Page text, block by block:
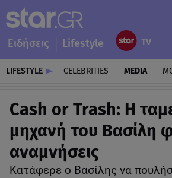
Ειδήσεις Lifestyle
LIFESTYLE CELEBRITIES MEDIA
Cash or Trash: Η
μηχανή του Βασίλη
αναμνήσεις
Κατάφερε ο Βασίλης να